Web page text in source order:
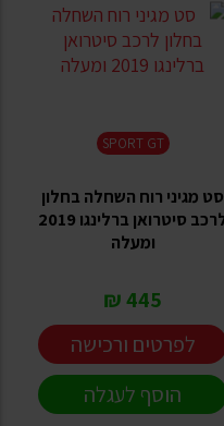
SPORT GT
סט מגיני רוח השחלה בחלון
לרכב סיטרואן ברלינגו 2019
ומעלה
445 ₪
לפרטים ורכישה
הוסף לעגלה